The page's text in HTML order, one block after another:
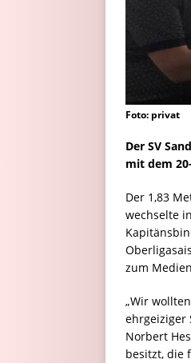
Foto: privat
Der SV
mit dem
Der 1,83
wechselte
zum
„Wir
ehrgeiziger
Norbert
besitzt, die